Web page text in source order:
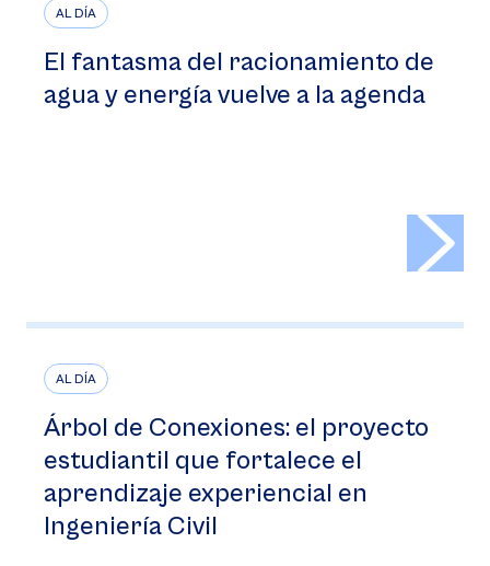
AL DÍA
El fantasma del racionamiento de
agua y energía vuelve a la agenda
AL DÍA
Árbol de Conexiones: el proyecto
estudiantil que fortalece el
aprendizaje experiencial en
Ingeniería Civil